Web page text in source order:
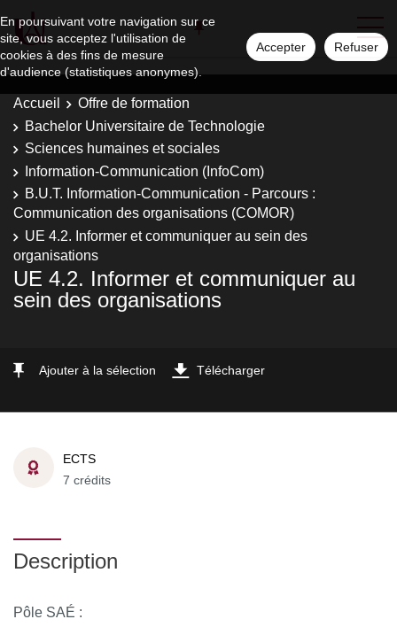
En poursuivant votre navigation sur ce
site, vous acceptez l'utilisation de
cookies à des fins de mesure
d'audience (statistiques anonymes).
Accepter Refuser
Accueil
Offre de formation
Bachelor Universitaire de Technologie
Sciences humaines et sociales
Information-Communication (InfoCom)
B.U.T. Information-Communication - Parcours :
Communication des organisations (COMOR)
UE 4.2. Informer et communiquer au sein des
organisations
UE 4.2. Informer et communiquer au
sein des organisations
Ajouter à la sélection Télécharger
ECTS
7 crédits
Description
Pôle SAÉ :